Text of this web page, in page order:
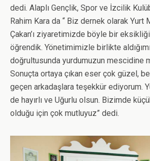
dedi. Alaplı Gençlik, Spor ve İzcilik
Rahim Kara da “ Biz dernek olarak Yurt
Çakan’ı ziyaretimizde böyle bir
öğrendik. Yönetimimizle birlikte
doğrultusunda yurdumuzun mescidine
Sonuçta ortaya çıkan eser çok güzel,
geçen arkadaşlara teşekkür ediyorum.
de hayırlı ve Uğurlu olsun. Bizimde
olduğu için çok mutluyuz” dedi.